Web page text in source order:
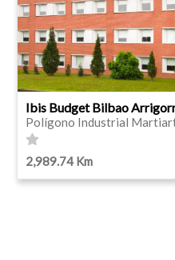
Ibis Budget Bilbao
Polígono Industrial
2,989.74 Km